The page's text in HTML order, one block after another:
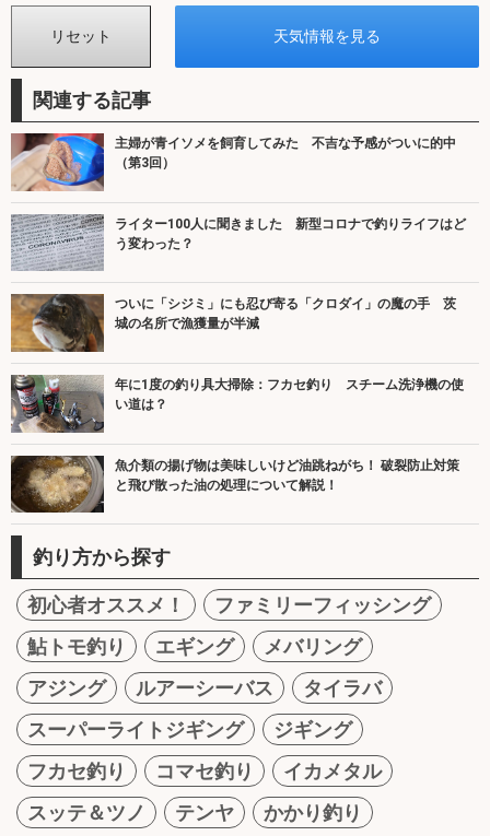
関連する記事
主婦が青イソメを飼育してみた 不吉な予感がついに的中
（第3回）
ライター100人に聞きました 新型コロナで釣りライフはど
う変わった？
ついに「シジミ」にも忍び寄る「クロダイ」の魔の手 茨
城の名所で漁獲量が半減
年に1度の釣り具大掃除：フカセ釣り スチーム洗浄機の使
い道は？
魚介類の揚げ物は美味しいけど油跳ねがち！ 破裂防止対策
と飛び散った油の処理について解説！
釣り方から探す
初心者オススメ！
ファミリーフィッシング
鮎トモ釣り
エギング
メバリング
アジング
ルアーシーバス
タイラバ
スーパーライトジギング
ジギング
フカセ釣り
コマセ釣り
イカメタル
スッテ＆ツノ
テンヤ
かかり釣り